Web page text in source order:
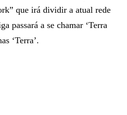
que irá dividir a atual rede
passará a se chamar ‘Terra
‘Terra’.